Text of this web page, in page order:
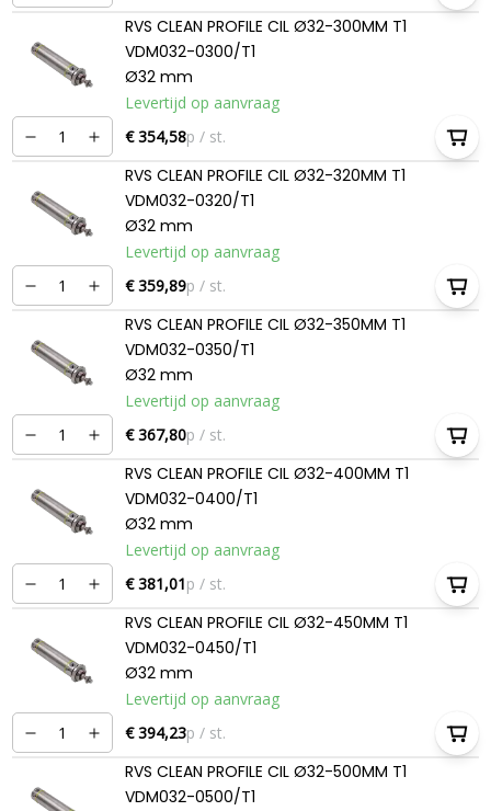
RVS CLEAN PROFILE CIL Ø32-300MM T1
VDM032-0300/T1
Ø32 mm
Levertijd op aanvraag
€ 354,58p / st.
RVS CLEAN PROFILE CIL Ø32-320MM T1
VDM032-0320/T1
Ø32 mm
Levertijd op aanvraag
€ 359,89p / st.
RVS CLEAN PROFILE CIL Ø32-350MM T1
VDM032-0350/T1
Ø32 mm
Levertijd op aanvraag
€ 367,80p / st.
RVS CLEAN PROFILE CIL Ø32-400MM T1
VDM032-0400/T1
Ø32 mm
Levertijd op aanvraag
€ 381,01p / st.
RVS CLEAN PROFILE CIL Ø32-450MM T1
VDM032-0450/T1
Ø32 mm
Levertijd op aanvraag
€ 394,23p / st.
RVS CLEAN PROFILE CIL Ø32-500MM T1
VDM032-0500/T1